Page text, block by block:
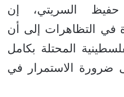
السريتي، إن
في التظاهرات إلى أن
المحتلة بكامل
ضرورة الاستمرار في